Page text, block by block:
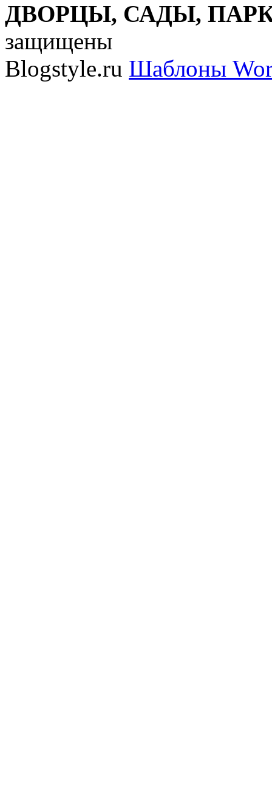
ДВОРЦЫ, САДЫ,
защищены
Blogstyle.ru Шаблоны